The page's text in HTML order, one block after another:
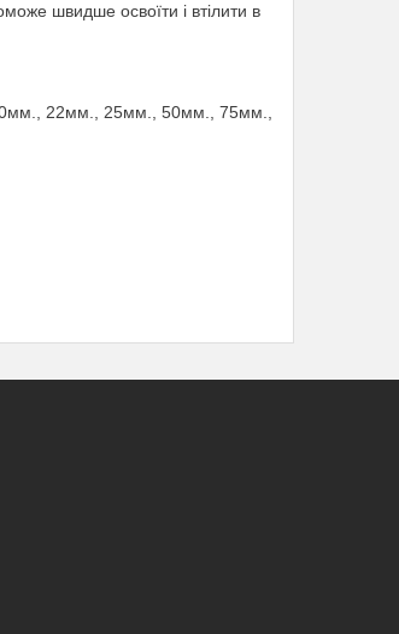
швидше освоїти і втілити в
22мм., 25мм., 50мм., 75мм.,